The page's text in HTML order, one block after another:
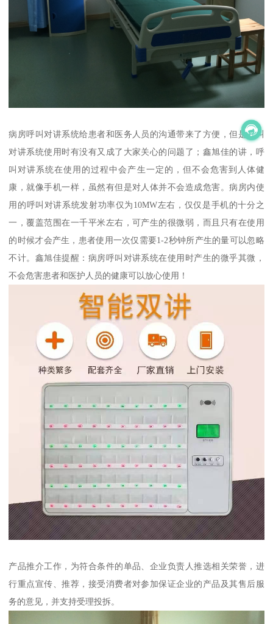
病房呼叫对讲系统给患者和医务人员的沟通带来了方便，但是呼叫
对讲系统使用时有没有又成了大家关心的问题了；鑫旭佳的讲，呼
叫对讲系统在使用的过程中会产生一定的，但不会危害到人体健
康，就像手机一样，虽然有但是对人体并不会造成危害。病房内使
用的呼叫对讲系统发射功率仅为10MW左右，仅仅是手机的十分之
一，覆盖范围在一千平米左右，可产生的很微弱，而且只有在使用
的时候才会产生，患者使用一次仅需要1-2秒钟所产生的量可以忽略
不计。鑫旭佳提醒：病房呼叫对讲系统在使用时产生的微乎其微，
不会危害患者和医护人员的健康可以放心使用！
产品推介工作，为符合条件的单品、企业负责人推选相关荣誉，进
行重点宣传、推荐，接受消费者对参加保证企业的产品及其售后服
务的意见，并支持受理投拆。